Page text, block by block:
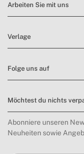
Arbeiten Sie mit uns
Verlage
Folge uns auf
Möchtest du nichts
Abonniere unseren
Neuheiten sowie